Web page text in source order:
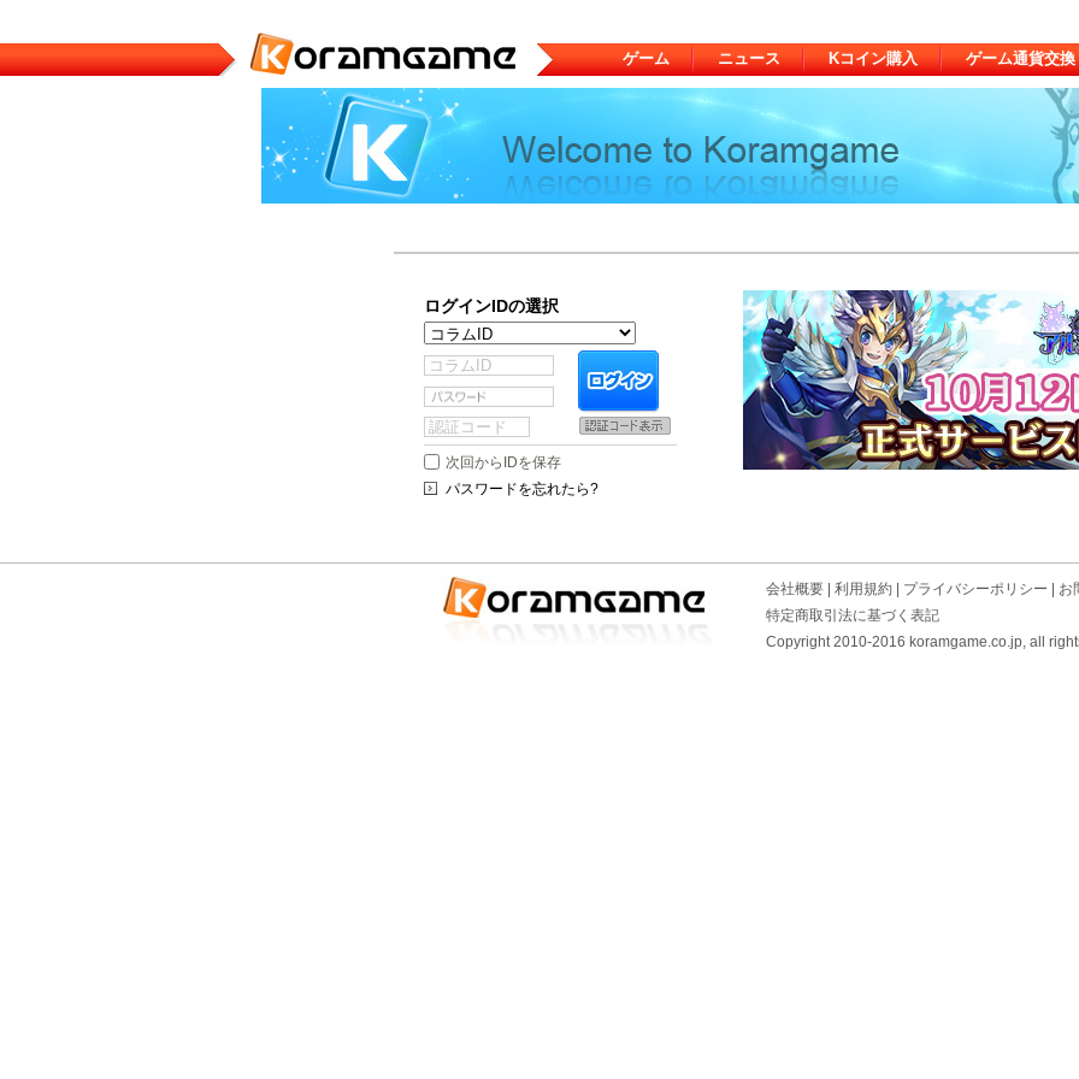
ゲーム ニュース Kコイン購入 ゲーム通貨交換
ログインIDの選択
次回からIDを保存
パスワードを忘れたら?
会社概要 利用規約 プライバシーポリシー
お
特定商取引法に基づく表記
Copyright 2010-2016 koramgame.co.jp, all